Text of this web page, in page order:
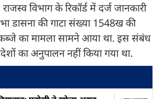
विभाग के रिकॉर्ड में दर्ज जानकारी
डासना की गाटा संख्या 1548ख की
का मामला सामने आया था. इस संबंध
का अनुपालन नहीं किया गया था.